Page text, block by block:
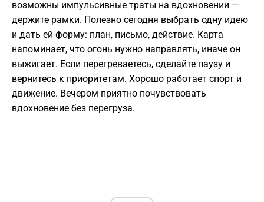
возможны импульсивные траты на вдохновении —
держите рамки. Полезно сегодня выбрать одну идею
и дать ей форму: план, письмо, действие. Карта
напоминает, что огонь нужно направлять, иначе он
выжигает. Если перегреваетесь, сделайте паузу и
вернитесь к приоритетам. Хорошо работает спорт и
движение. Вечером приятно почувствовать
вдохновение без перегруза.